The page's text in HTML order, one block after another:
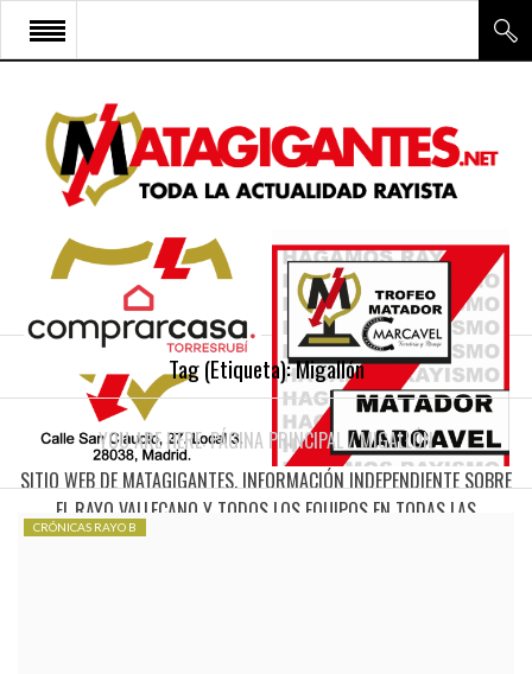
SITIO WEB DE MATAGIGANTES. INFORMACIÓN INDEPENDIENTE SOBRE
EL RAYO VALLECANO Y TODOS LOS EQUIPOS EN TODAS LAS
INICIO
RAYO VALLECANO
CANTERA Y ESCUELA FRV
RAYO FÉMINAS
MULTIMEDIA
CONTACTO
Tag (Etiqueta):Migallón
YOU ARE HERE:PÁGINA PRINCIPAL/MIGALLÓN
CRÓNICAS RAYO B